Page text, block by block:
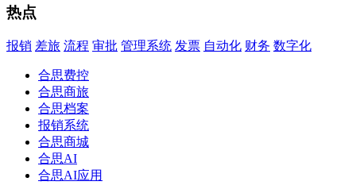
热点
报销 差旅 流程 审批 管理系统 发票 自动化 财务 数字化
合思费控
合思商旅
合思档案
报销系统
合思商城
合思AI
合思AI应用